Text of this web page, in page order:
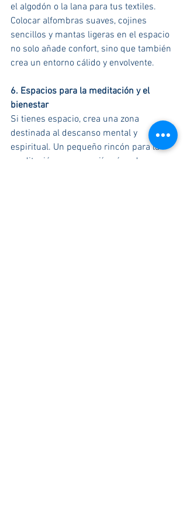
el algodón o la lana para tus textiles.
Colocar alfombras suaves, cojines
sencillos y mantas ligeras en el espacio
no solo añade confort, sino que también
crea un entorno cálido y envolvente.
6. Espacios para la meditación y el
bienestar
Si tienes espacio, crea una zona
destinada al descanso mental y
espiritual. Un pequeño rincón para la
meditación, con un cojín cómodo, una